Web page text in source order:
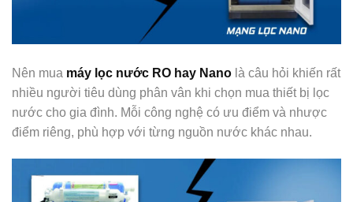
Nên mua máy lọc nước RO hay Nano là câu hỏi khiến rất
nhiều người tiêu dùng phân vân khi chọn mua thiết bị lọc
nước cho gia đình. Mỗi công nghệ có ưu điểm và nhược
điểm riêng, phù hợp với từng nguồn nước khác nhau.